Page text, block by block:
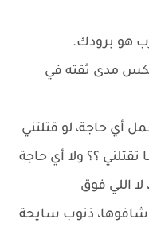
هو برودك.
مدى ثقته في
أي حاجة، لو قتلتني
تقتلني ؟؟ ولا أي حاجة
اللي فوق
شافوها، ذنوب سايحة